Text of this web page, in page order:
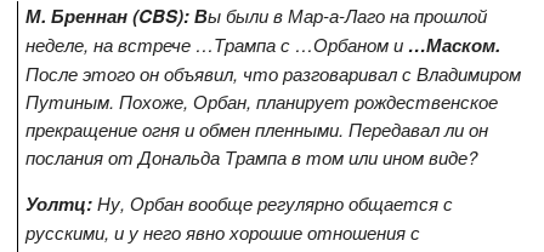
М. Бреннан(CBS): Вы были в Мар-а-Лаго на прошлой
неделе, на встрече …Трампа с …Орбаном и…Маском.
После этого он объявил, что разговаривал с Владимиром
Путиным. Похоже, Орбан, планирует рождественское
прекращение огня и обмен пленными. Передавал ли он
послания от Дональда Трампа в том или ином виде?
Уолтц:Ну, Орбан вообще регулярно общается с
русскими, и у него явно хорошие отношения с